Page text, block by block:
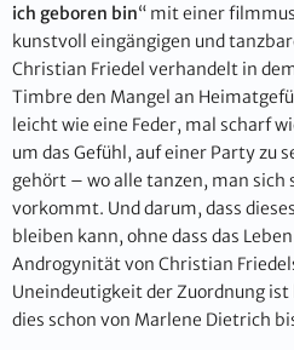
ich geboren bin“ mit einer
kunstvoll eingängigen und
Christian Friedel verhandelt in
Timbre den Mangel an
leicht wie eine Feder, mal scharf
um das Gefühl, auf einer Party zu
gehört – wo alle tanzen, man
vorkommt. Und darum, dass
bleiben kann, ohne dass das
Androgynität von Christian
Uneindeutigkeit der Zuordnung
dies schon von Marlene Dietrich